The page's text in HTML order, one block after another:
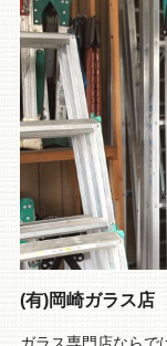
(有)岡崎ガラス店
ガラス専門店ならで